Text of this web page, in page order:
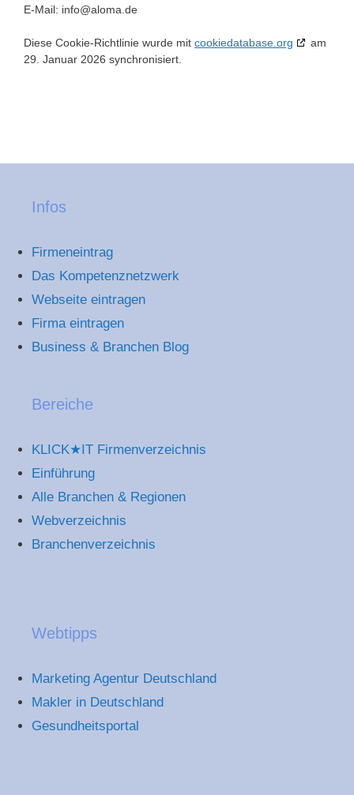
E-Mail: info@aloma.de
Diese Cookie-Richtlinie wurde mit cookiedatabase.org
am
29. Januar 2026 synchronisiert.
Infos
Firmeneintrag
Das Kompetenznetzwerk
Webseite eintragen
Firma eintragen
Business & Branchen Blog
Bereiche
KLICK★IT Firmenverzeichnis
Einführung
Alle Branchen & Regionen
Webverzeichnis
Branchenverzeichnis
Webtipps
Marketing Agentur Deutschland
Makler in Deutschland
Gesundheitsportal